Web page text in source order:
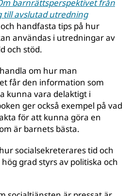
barnrättsperspektivet från
till avslutad utredning
handfasta tips på hur
användas i utredningar av
och stöd.
om hur man
får den information som
kunna vara delaktigt i
ger också exempel på vad
för att kunna göra en
är barnets bästa.
socialsekreterares tid och
grad styrs av politiska och